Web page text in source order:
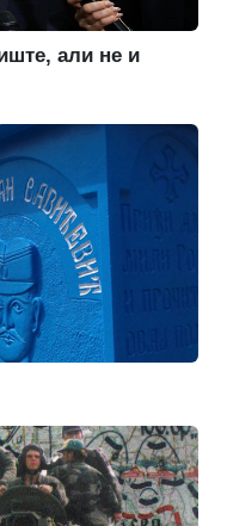
али не и